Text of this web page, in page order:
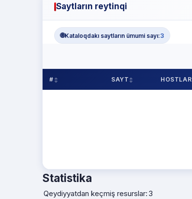
Saytların reytinqi
🌐Kataloqdakı saytların ümumi sayı:3
# SAYT HOSTLAR
Statistika
Qeydiyyatdan keçmiş resurslar: 3